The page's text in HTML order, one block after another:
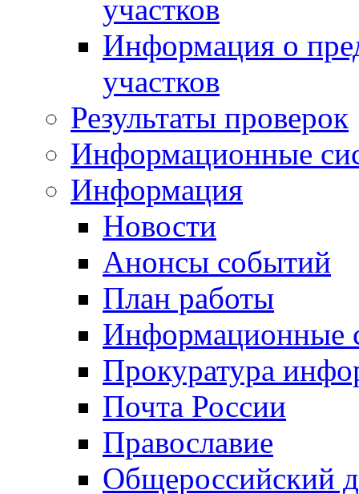
участков
Информация о
участков
Результаты проверок
Информационные
Информация
Новости
Анонсы событий
План работы
Информационные
Прокуратура
Почта России
Православие
Общероссийский